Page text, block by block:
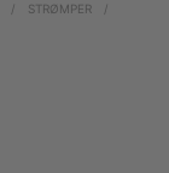
/ STRØMPER
/